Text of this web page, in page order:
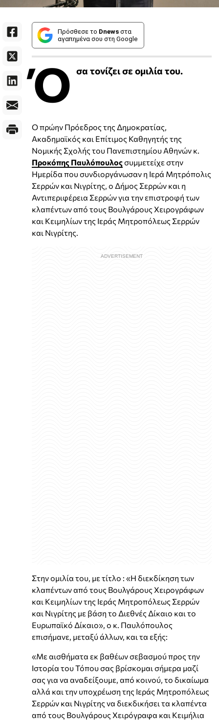
Πρόσθεσε το Dnews στα
αγαπημένα σου στη Google
Ό σα τονίζει σε ομιλία του.
Ο πρώην Πρόεδρος της Δημοκρατίας,
Ακαδημαϊκός και Επίτιμος Καθηγητής της
Νομικής Σχολής του Πανεπιστημίου Αθηνών κ.
Προκόπης Παυλόπουλοςσυμμετείχε στην
Ημερίδα που συνδιοργάνωσαν η Ιερά Μητρόπολις
Σερρών και Νιγρίτης, ο Δήμος Σερρών και η
Αντιπεριφέρεια Σερρών για την επιστροφή των
κλαπέντων από τους Βουλγάρους Χειρογράφων
και Κειμηλίων της Ιεράς Μητροπόλεως Σερρών
και Νιγρίτης.
Στην ομιλία του, με τίτλο : «Η διεκδίκηση των
κλαπέντων από τους Βουλγάρους Χειρογράφων
και Κειμηλίων της Ιεράς Μητροπόλεως Σερρών
και Νιγρίτης με βάση το Διεθνές Δίκαιο και το
Ευρωπαϊκό Δίκαιο», ο κ. Παυλόπουλος
επισήμανε, μεταξύ άλλων, και τα εξής:
«Με αισθήματα εκ βαθέων σεβασμού προς την
Ιστορία του Τόπου σας βρίσκομαι σήμερα μαζί
σας για να αναδείξουμε, από κοινού, το δικαίωμα
αλλά και την υποχρέωση της Ιεράς Μητροπόλεως
Σερρών και Νιγρίτης να διεκδικήσει τα κλαπέντα
από τους Βουλγάρους Χειρόγραφα και Κειμήλια